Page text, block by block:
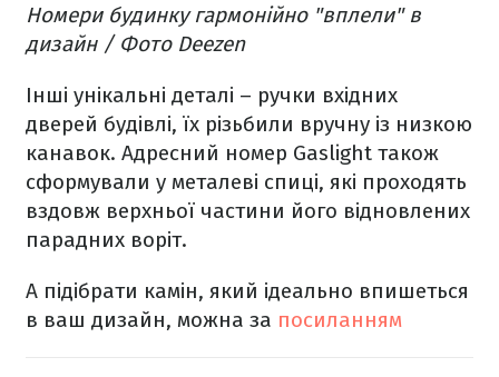
Номери будинку гармонійно "вплели" в
дизайн / Фото Deezen
Інші унікальні деталі – ручки вхідних
дверей будівлі, їх різьбили вручну із низкою
канавок. Адресний номер Gaslight також
сформували у металеві спиці, які проходять
вздовж верхньої частини його відновлених
парадних воріт.
А підібрати камін, який ідеально впишеться
в ваш дизайн, можна за посиланням